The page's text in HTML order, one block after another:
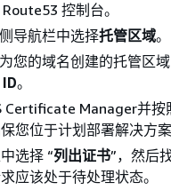
控制台。
导航栏中选择托管区域。
您的域名创建的托管区
。
Certificate Manager并按
您位于计划部署解决方案
选择 “列出证书”，然后
应该处于待处理状态。